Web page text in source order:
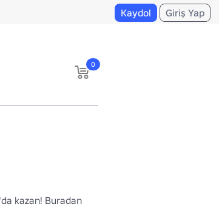
Kaydol Giriş Yap
0
kazan! Buradan